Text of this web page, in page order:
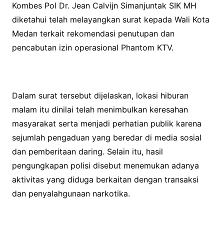
Kombes Pol Dr. Jean Calvijn Simanjuntak SIK MH
diketahui telah melayangkan surat kepada Wali Kota
Medan terkait rekomendasi penutupan dan
pencabutan izin operasional Phantom KTV.
Dalam surat tersebut dijelaskan, lokasi hiburan
malam itu dinilai telah menimbulkan keresahan
masyarakat serta menjadi perhatian publik karena
sejumlah pengaduan yang beredar di media sosial
dan pemberitaan daring. Selain itu, hasil
pengungkapan polisi disebut menemukan adanya
aktivitas yang diduga berkaitan dengan transaksi
dan penyalahgunaan narkotika.